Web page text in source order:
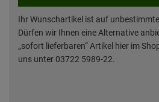
Ihr Wunschartikel ist auf
Dürfen wir Ihnen eine Alternative
„sofort lieferbaren“ Artikel hier im
uns unter 03722 5989-22.